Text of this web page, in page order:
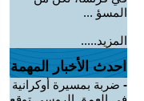
المسؤ ...
المزيد.....
احدث الأخبار المهمة
- ضربة بمسيرة أوكرانية